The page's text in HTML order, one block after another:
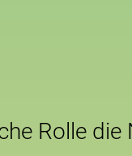
Rolle die